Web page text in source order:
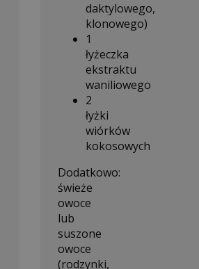
daktylowego,
klonowego)
1
łyżeczka
ekstraktu
waniliowego
2
łyżki
wiórków
kokosowych
Dodatkowo:
świeże
owoce
lub
suszone
owoce
(rodzynki,